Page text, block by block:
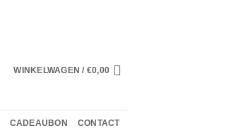
WINKELWAGEN / €0,00
CADEAUBON CONTACT